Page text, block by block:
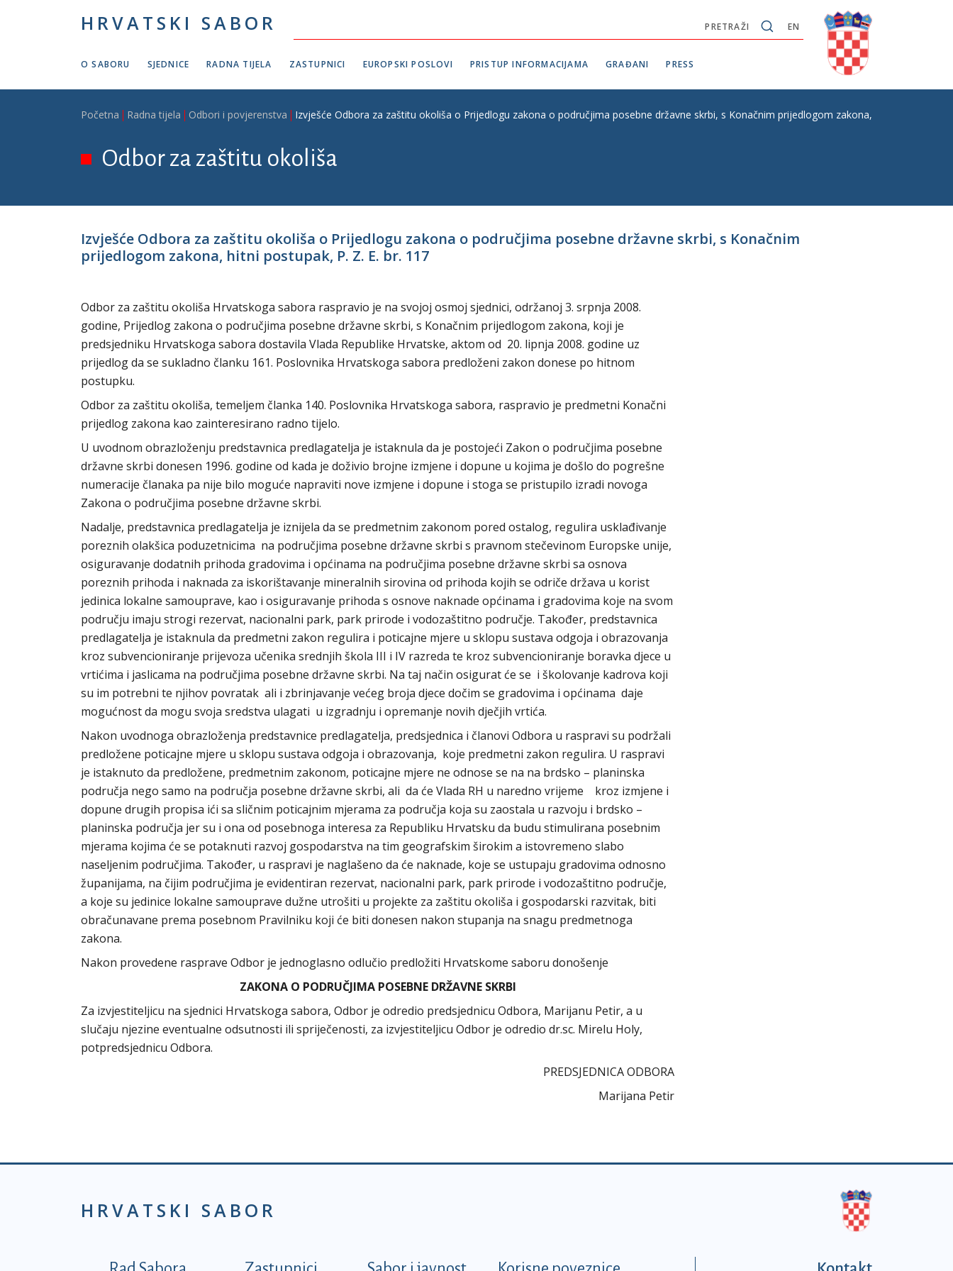
HRVATSKI SABOR EN
PRETRAŽI
O SABORU SJEDNICE RADNA TIJELA ZASTUPNICI EUROPSKI POSLOVI PRISTUP INFORMACIJAMA GRAĐANI PRESS
Breadcrumb
Početna Radna tijela Odbori i povjerenstva Izvješće Odbora za zaštitu okoliša o Prijedlogu zakona o područjima posebne državne skrbi, s Konačnim prijedlogom zakona, hitni postupak,
Odbor za zaštitu okoliša
Izvješće Odbora za zaštitu okoliša o Prijedlogu zakona o područjima posebne državne skrbi, s Konačnim
prijedlogom zakona, hitni postupak, P. Z. E. br. 117
Odbor za zaštitu okoliša Hrvatskoga sabora raspravio je na svojoj osmoj sjednici, održanoj 3. srpnja 2008.
godine, Prijedlog zakona o područjima posebne državne skrbi, s Konačnim prijedlogom zakona, koji je
predsjedniku Hrvatskoga sabora dostavila Vlada Republike Hrvatske, aktom od 20. lipnja 2008. godine uz
prijedlog da se sukladno članku 161. Poslovnika Hrvatskoga sabora predloženi zakon donese po hitnom
postupku.
Odbor za zaštitu okoliša, temeljem članka 140. Poslovnika Hrvatskoga sabora, raspravio je predmetni Konačni
prijedlog zakona kao zainteresirano radno tijelo.
U uvodnom obrazloženju predstavnica predlagatelja je istaknula da je postojeći Zakon o područjima posebne
državne skrbi donesen 1996. godine od kada je doživio brojne izmjene i dopune u kojima je došlo do pogrešne
numeracije članaka pa nije bilo moguće napraviti nove izmjene i dopune i stoga se pristupilo izradi novoga
Zakona o područjima posebne državne skrbi.
Nadalje, predstavnica predlagatelja je iznijela da se predmetnim zakonom pored ostalog, regulira usklađivanje
poreznih olakšica poduzetnicima na područjima posebne državne skrbi s pravnom stečevinom Europske unije,
osiguravanje dodatnih prihoda gradovima i općinama na područjima posebne državne skrbi sa osnova
poreznih prihoda i naknada za iskorištavanje mineralnih sirovina od prihoda kojih se odriče država u korist
jedinica lokalne samouprave, kao i osiguravanje prihoda s osnove naknade općinama i gradovima koje na svom
području imaju strogi rezervat, nacionalni park, park prirode i vodozaštitno područje. Također, predstavnica
predlagatelja je istaknula da predmetni zakon regulira i poticajne mjere u sklopu sustava odgoja i obrazovanja
kroz subvencioniranje prijevoza učenika srednjih škola III i IV razreda te kroz subvencioniranje boravka djece u
vrtićima i jaslicama na područjima posebne državne skrbi. Na taj način osigurat će se i školovanje kadrova koji
su im potrebni te njihov povratak ali i zbrinjavanje većeg broja djece dočim se gradovima i općinama daje
mogućnost da mogu svoja sredstva ulagati u izgradnju i opremanje novih dječjih vrtića.
Nakon uvodnoga obrazloženja predstavnice predlagatelja, predsjednica i članovi Odbora u raspravi su podržali
predložene poticajne mjere u sklopu sustava odgoja i obrazovanja, koje predmetni zakon regulira. U raspravi
je istaknuto da predložene, predmetnim zakonom, poticajne mjere ne odnose se na na brdsko – planinska
područja nego samo na područja posebne državne skrbi, ali da će Vlada RH u naredno vrijeme kroz izmjene i
dopune drugih propisa ići sa sličnim poticajnim mjerama za područja koja su zaostala u razvoju i brdsko –
planinska područja jer su i ona od posebnoga interesa za Republiku Hrvatsku da budu stimulirana posebnim
mjerama kojima će se potaknuti razvoj gospodarstva na tim geografskim širokim a istovremeno slabo
naseljenim područjima. Također, u raspravi je naglašeno da će naknade, koje se ustupaju gradovima odnosno
županijama, na čijim područjima je evidentiran rezervat, nacionalni park, park prirode i vodozaštitno područje,
a koje su jedinice lokalne samouprave dužne utrošiti u projekte za zaštitu okoliša i gospodarski razvitak, biti
obračunavane prema posebnom Pravilniku koji će biti donesen nakon stupanja na snagu predmetnoga
zakona.
Nakon provedene rasprave Odbor je jednoglasno odlučio predložiti Hrvatskome saboru donošenje
ZAKONA O PODRUČJIMA POSEBNE DRŽAVNE SKRBI
Za izvjestiteljicu na sjednici Hrvatskoga sabora, Odbor je odredio predsjednicu Odbora, Marijanu Petir, a u
slučaju njezine eventualne odsutnosti ili spriječenosti, za izvjestiteljicu Odbor je odredio dr.sc. Mirelu Holy,
potpredsjednicu Odbora.
PREDSJEDNICA ODBORA
Marijana Petir
HRVATSKI SABOR